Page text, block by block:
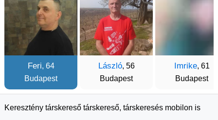
Feri, 64
Budapest
László, 56
Budapest
Imrike, 61
Budapest
Keresztény társkereső társkereső, társkeresés mobilon is